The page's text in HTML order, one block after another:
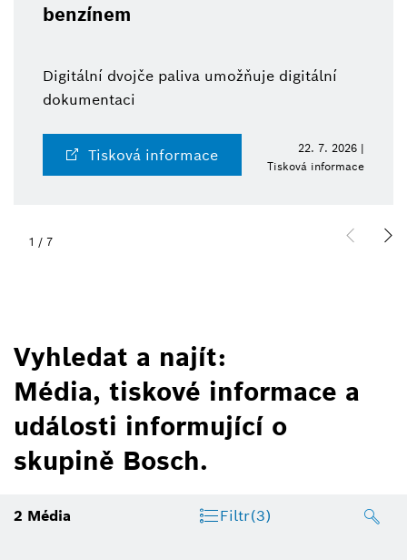
benzínem
Digitální dvojče paliva umožňuje digitální
dokumentaci
Tisková informace
22. 7. 2026 |
Tisková informace
1 / 7
Vyhledat a najít:
Média, tiskové informace a
události informující o
skupině Bosch.
2 Média Filtr(3)